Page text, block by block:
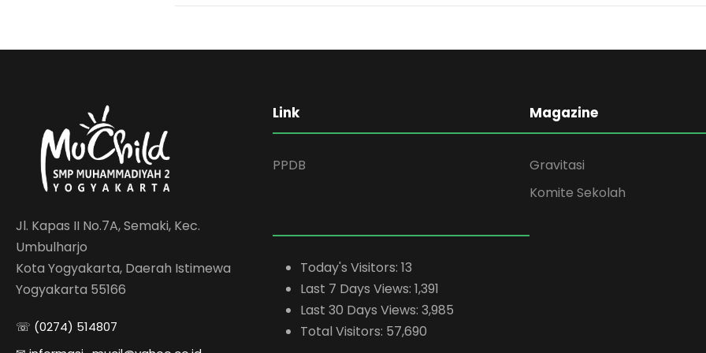
Jl. Kapas II No.7A, Semaki, Kec.
Umbulharjo
Kota Yogyakarta, Daerah Istimewa
Yogyakarta 55166
☏ (0274) 514807
Link
PPDB
Today's Visitors: 13
Last 7 Days Views: 1,391
Last 30 Days Views: 3,985
Total Visitors: 57,690
Magazine
Gravitasi
Komite Sekolah